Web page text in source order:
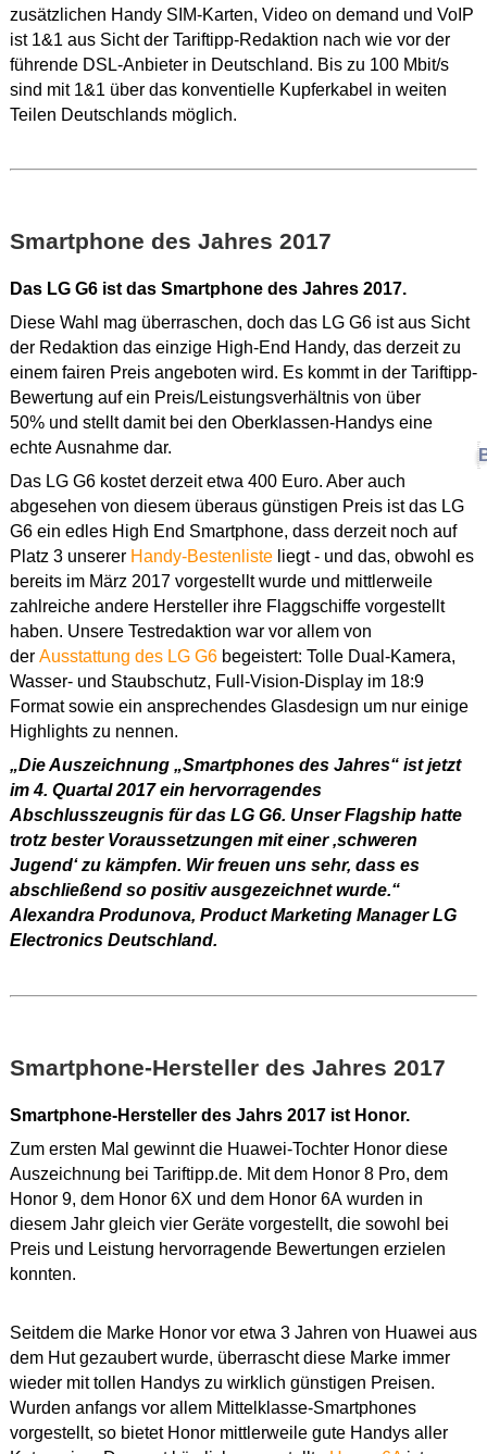
zusätzlichen Handy SIM-Karten, Video on demand und VoIP
ist 1&1 aus Sicht der Tariftipp-Redaktion nach wie vor der
führende DSL-Anbieter in Deutschland. Bis zu 100 Mbit/s
sind mit 1&1 über das konventielle Kupferkabel in weiten
Teilen Deutschlands möglich.
Smartphone des Jahres 2017
Das LG G6 ist das Smartphone des Jahres 2017.
Diese Wahl mag überraschen, doch das LG G6 ist aus Sicht
der Redaktion das einzige High-End Handy, das derzeit zu
einem fairen Preis angeboten wird. Es kommt in der Tariftipp-
Bewertung auf ein Preis/Leistungsverhältnis von über
50% und stellt damit bei den Oberklassen-Handys eine
echte Ausnahme dar.
Das LG G6 kostet derzeit etwa 400 Euro. Aber auch
abgesehen von diesem überaus günstigen Preis ist das LG
G6 ein edles High End Smartphone, dass derzeit noch auf
Platz 3 unserer Handy-Bestenlisteliegt - und das, obwohl es
bereits im März 2017 vorgestellt wurde und mittlerweile
zahlreiche andere Hersteller ihre Flaggschiffe vorgestellt
haben. Unsere Testredaktion war vor allem von
der Ausstattung des LG G6begeistert: Tolle Dual-Kamera,
Wasser- und Staubschutz, Full-Vision-Display im 18:9
Format sowie ein ansprechendes Glasdesign um nur einige
Highlights zu nennen.
„Die Auszeichnung „Smartphones des Jahres“ ist jetzt
im 4. Quartal 2017 ein hervorragendes
Abschlusszeugnis für das LG G6. Unser Flagship hatte
trotz bester Voraussetzungen mit einer ‚schweren
Jugend‘ zu kämpfen. Wir freuen uns sehr, dass es
abschließend so positiv ausgezeichnet wurde.“
Alexandra Produnova, Product Marketing Manager LG
Electronics Deutschland.
Smartphone-Hersteller des Jahres 2017
Smartphone-Hersteller des Jahrs 2017 ist Honor.
Zum ersten Mal gewinnt die Huawei-Tochter Honor diese
Auszeichnung bei Tariftipp.de. Mit dem Honor 8 Pro, dem
Honor 9, dem Honor 6X und dem Honor 6A wurden in
diesem Jahr gleich vier Geräte vorgestellt, die sowohl bei
Preis und Leistung hervorragende Bewertungen erzielen
konnten.
Seitdem die Marke Honor vor etwa 3 Jahren von Huawei aus
dem Hut gezaubert wurde, überrascht diese Marke immer
wieder mit tollen Handys zu wirklich günstigen Preisen.
Wurden anfangs vor allem Mittelklasse-Smartphones
vorgestellt, so bietet Honor mittlerweile gute Handys aller